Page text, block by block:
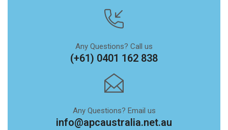
Any Questions? Call us
(+61) 0401 162 838
Any Questions? Email us
info@apcaustralia.net.au